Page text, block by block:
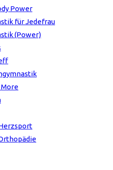
Power
für Jedefrau
(Power)
More